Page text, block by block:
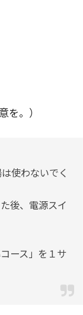
。）
使わないでく
後、電源スイ
ース」を１サ